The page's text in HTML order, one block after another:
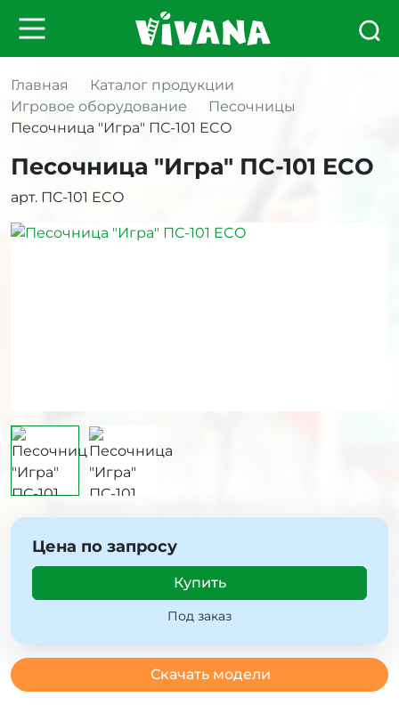
Главная
Каталог продукции
Игровое оборудование
Песочницы
Песочница "Игра" ПС-101 ECO
Песочница "Игра" ПС-101 ECO
арт. ПС-101 ECO
Цена по запросу
Купить
Под заказ
Скачать модели